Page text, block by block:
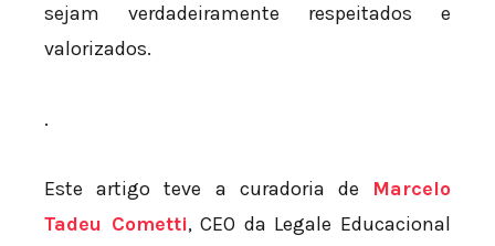
sejam verdadeiramente respeitados e
valorizados.
.
Este artigo teve a curadoria de Marcelo
Tadeu Cometti, CEO da Legale Educacional